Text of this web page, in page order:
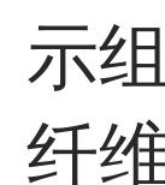
示
纤